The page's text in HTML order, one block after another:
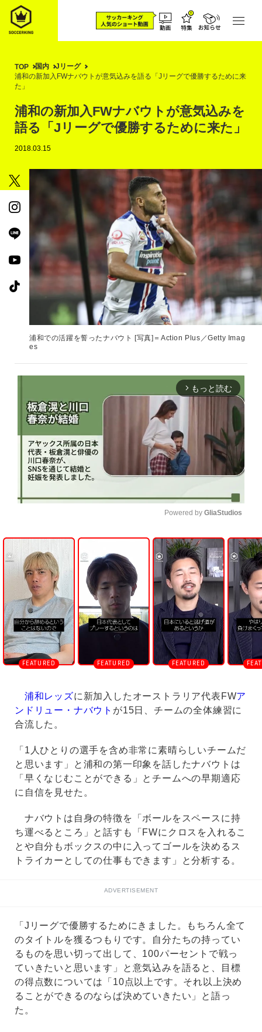
TOP 国内
Jリーグ
浦和の新加入FWナバウトが意気込みを語る「Jリーグで優勝するために来
た」
浦和の新加入FWナバウトが意気込みを
語る「Jリーグで優勝するために来た」
2018.03.15
浦和での活躍を誓ったナバウト [写真]＝Action Plus／Getty Imag
es
arrow_forward_ios もっと読む
U
n
m
u
t
e
Powered by GliaStudios
浦和レッズに新加入したオーストラリア代表FWア
ンドリュー・ナバウト が15日、チームの全体練習に
合流した。
「1人ひとりの選手を含め非常に素晴らしいチームだ
と思います」と浦和の第一印象を話したナバウトは
「早くなじむことができる」とチームへの早期適応
に自信を見せた。
ナバウトは自身の特徴を「ボールをスペースに持
ち運べるところ」と話すも「FWにクロスを入れるこ
とや自分もボックスの中に入ってゴールを決めるス
トライカーとしての仕事もできます」と分析する。
ADVERTISEMENT
「Jリーグで優勝するためにきました。もちろん全て
のタイトルを獲るつもりです。自分たちの持ってい
るものを思い切って出して、100パーセントで戦っ
ていきたいと思います」と意気込みを語ると、目標
の得点数については「10点以上です。それ以上決め
ることができるのならば決めていきたい」と語っ
た。